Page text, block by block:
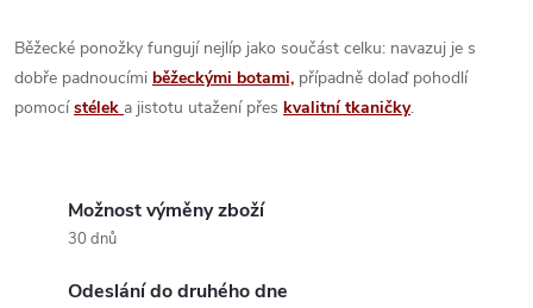
Běžecké ponožky fungují nejlíp jako součást celku: navazuj je s
dobře padnoucími běžeckými botami, případně dolaď pohodlí
pomocístélek a jistotu utažení přes kvalitní tkaničky.
Možnost výměny zboží
30 dnů
Odeslání do druhého dne